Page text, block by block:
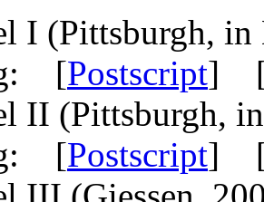
I (Pittsburgh,
[Postscript]
II (Pittsburgh,
[Postscript]